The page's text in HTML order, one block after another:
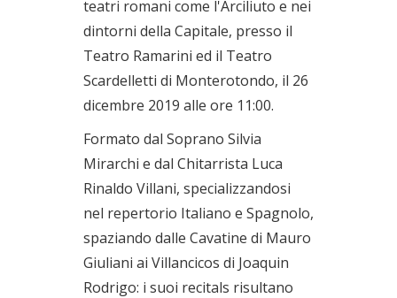
teatri romani come l'Arciliuto e nei
dintorni della Capitale, presso il
Teatro Ramarini ed il Teatro
Scardelletti di Monterotondo, il 26
dicembre 2019 alle ore 11:00.
Formato dal Soprano Silvia
Mirarchi e dal Chitarrista Luca
Rinaldo Villani, specializzandosi
nel repertorio Italiano e Spagnolo,
spaziando dalle Cavatine di Mauro
Giuliani ai Villancicos di Joaquin
Rodrigo: i suoi recitals risultano